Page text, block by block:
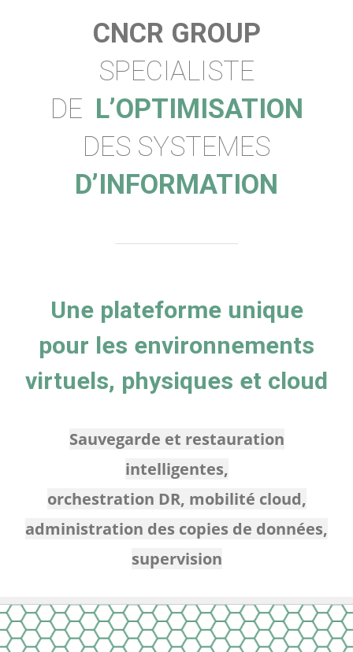
CNCR GROUP
SPECIALISTE
DE L’OPTIMISATION
DES SYSTEMES
D’INFORMATION
Une plateforme unique
pour les environnements
virtuels, physiques et cloud
Sauvegarde et restauration
intelligentes,
orchestration DR, mobilité cloud,
administration des copies de données,
supervision